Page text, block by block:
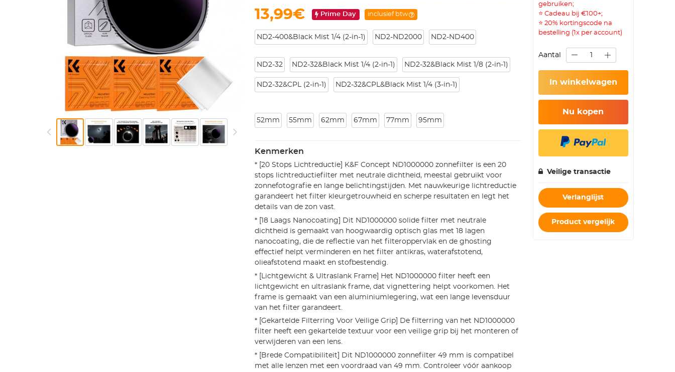
13,99€ Prime Day inclusief btw
ND2-400&Black Mist 1/4 (2-in-1) ND2-ND2000 ND2-ND400
ND2-32 ND2-32&Black Mist 1/4 (2-in-1) ND2-32&Black Mist 1/8 (2-in-1)
ND2-32&CPL (2-in-1) ND2-32&CPL&Black Mist 1/4 (3-in-1)
52mm 55mm 62mm 67mm 77mm 95mm
Kenmerken
* [20 Stops Lichtreductie] K&F Concept ND1000000 zonnefilter is een 20
stops lichtreductiefilter met neutrale dichtheid, meestal gebruikt voor
zonnefotografie en lange belichtingstijden. Met nauwkeurige lichtreductie
garandeert het filter kleurgetrouwheid en scherpe resultaten en legt het
details van de zon vast.
* [18 Laags Nanocoating] Dit ND1000000 solide filter met neutrale
dichtheid is gemaakt van hoogwaardig optisch glas met 18 lagen
nanocoating, die de reflectie van het filteroppervlak en de ghosting
effectief helpt verminderen en het filter antikras, waterafstotend,
olieafstotend maakt en stofbestendig.
* [Lichtgewicht & Ultraslank Frame] Het ND1000000 filter heeft een
lichtgewicht en ultraslank frame, dat vignettering helpt voorkomen. Het
frame is gemaakt van een aluminiumlegering, wat een lange levensduur
van het filter garandeert.
* [Gekartelde Filterring Voor Veilige Grip] De filterring van het ND1000000
filter heeft een gekartelde textuur voor een veilige grip bij het monteren of
verwijderen van een lens.
* [Brede Compatibiliteit] Dit ND1000000 zonnefilter 49 mm is compatibel
met alle lenzen met een voordraad van 49 mm. Controleer vóór aankoop
gebruiken;
⭐ Cadeau bij €100+;
⭐ 20% kortingscode na
bestelling (1x per account)
Aantal
In winkelwagen
Nu kopen
Veilige transactie
Verlanglijst
Product vergelijk